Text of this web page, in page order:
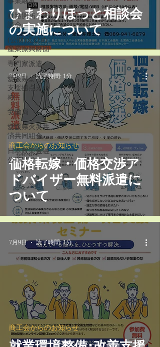
販路開拓・商
談会
(公財)えひめ
産業振興財団
専門家派遣
愛媛県よろず
支援拠点えひ
め
労働局
愛媛県火災共
済共同組合
日本政策金融
公庫
ひまわりほっと相談会
の実施について
価格転嫁・価格交渉ア
ドバイザー無料派遣に
ついて
商工会からのお知らせ
7月9日 読了時間: 1分
商工会からのお知らせ
7月9日 読了時間: 1分